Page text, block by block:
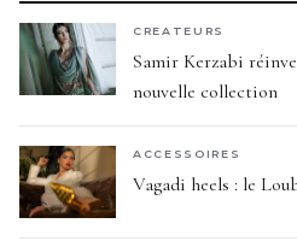
CREATEURS
Samir Kerzabi
nouvelle collection
ACCESSOIRES
Vagadi heels : le